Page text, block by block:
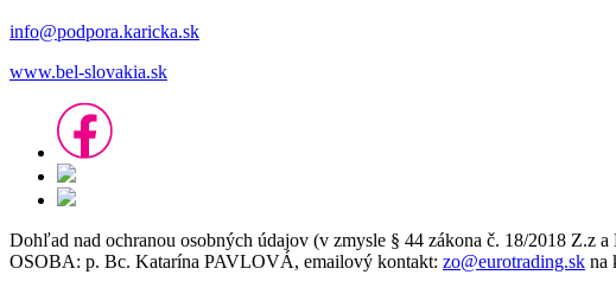
info@podpora.karicka.sk
www.bel-slovakia.sk
Dohľad nad ochranou osobných údajov (v zmysle § 44 zákona č. 18/2018
OSOBA: p. Bc. Katarína PAVLOVÁ, emailový kontakt: zo@eurotrading.sk na